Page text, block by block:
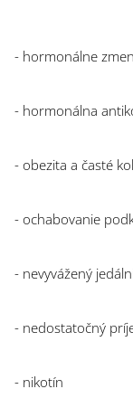
- hormonálne
- hormonálna
- obezita a časté
- ochabovanie
- nevyvážený
- nedostatočný
- nikotín